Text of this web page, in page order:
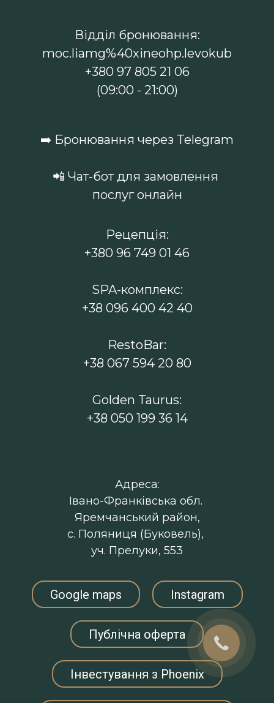
Відділ бронювання:
moc.liamg%40xineohp.levokub
+380 97 805 21 06
(09:00 - 21:00)
➡️ Бронювання через Telegram
📲 Чат-бот для замовлення
послуг онлайн
Рецепція:
+380 96 749 01 46
SPA-комплекс:
+38 096 400 42 40
RestoBar:
+38 067 594 20 80
Golden Taurus:
+38 050 199 36 14
Адреса:
Івано-Франківська обл.
Яремчанський район,
с. Поляниця (Буковель),
уч. Прелуки, 553
Google maps Instagram
Публічна оферта
Інвестування з Phoenix